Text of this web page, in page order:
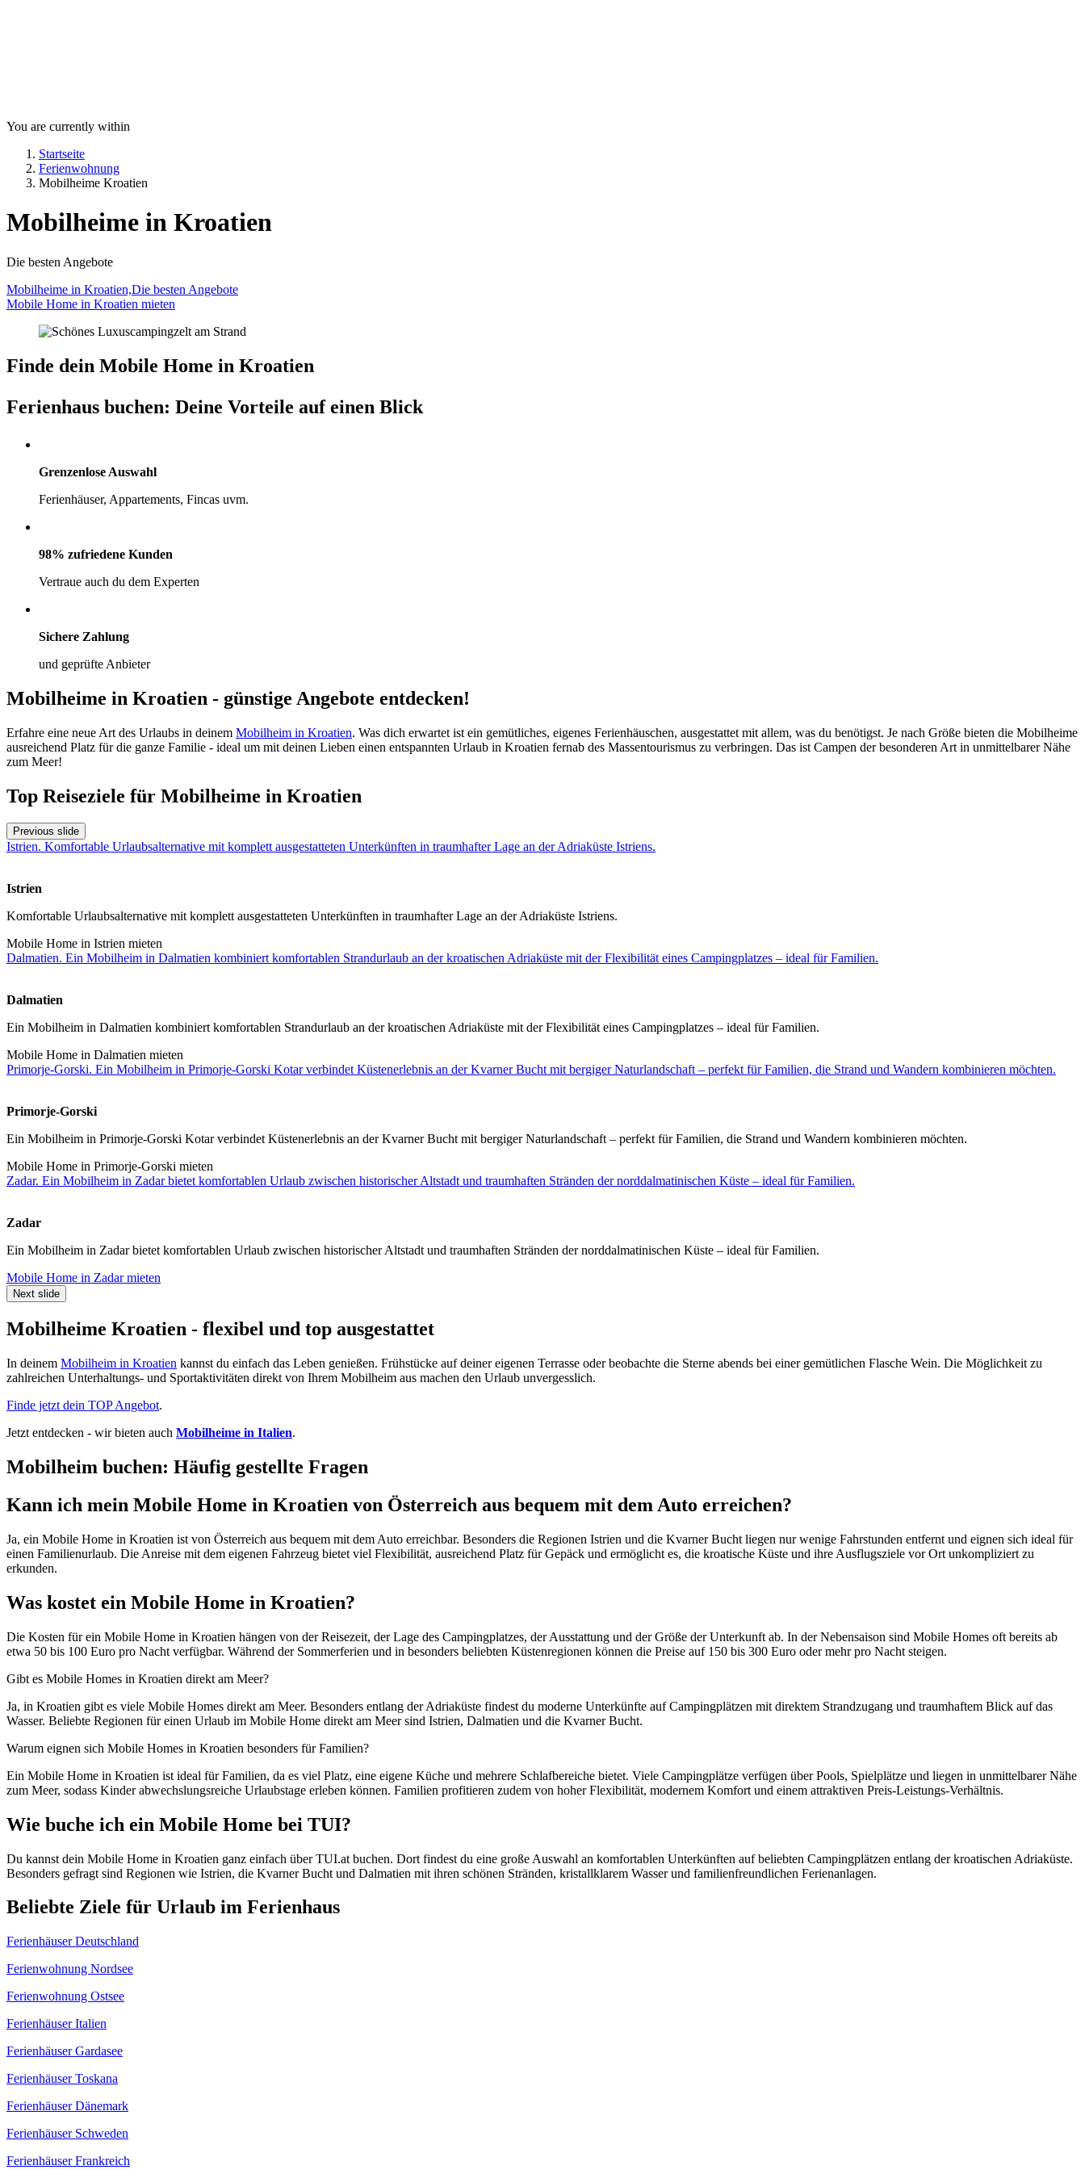
You are currently within
Startseite
Ferienwohnung
Mobilheime Kroatien
Mobilheime in Kroatien
Die besten Angebote
Mobilheime in Kroatien,Die besten Angebote
Mobile Home in Kroatien mieten
Finde dein Mobile Home in Kroatien
Ferienhaus buchen: Deine Vorteile auf einen Blick
Grenzenlose Auswahl
Ferienhäuser, Appartements, Fincas uvm.
98% zufriedene Kunden
Vertraue auch du dem Experten
Sichere Zahlung
und geprüfte Anbieter
Mobilheime in Kroatien - günstige Angebote entdecken!
Erfahre eine neue Art des Urlaubs in deinem Mobilheim in Kroatien. Was dich erwartet ist ein gemütliches, eigenes Ferienhäuschen, ausgestattet mit allem, was du benötigst. Je nach Größe bieten die Mobilheime
ausreichend Platz für die ganze Familie - ideal um mit deinen Lieben einen entspannten Urlaub in Kroatien fernab des Massentourismus zu verbringen. Das ist Campen der besonderen Art in unmittelbarer Nähe
zum Meer!
Top Reiseziele für Mobilheime in Kroatien
Previous slide
Istrien. Komfortable Urlaubsalternative mit komplett ausgestatteten Unterkünften in traumhafter Lage an der Adriaküste Istriens.
Istrien
Komfortable Urlaubsalternative mit komplett ausgestatteten Unterkünften in traumhafter Lage an der Adriaküste Istriens.
Mobile Home in Istrien mieten
Dalmatien. Ein Mobilheim in Dalmatien kombiniert komfortablen Strandurlaub an der kroatischen Adriaküste mit der Flexibilität eines Campingplatzes – ideal für Familien.
Dalmatien
Ein Mobilheim in Dalmatien kombiniert komfortablen Strandurlaub an der kroatischen Adriaküste mit der Flexibilität eines Campingplatzes – ideal für Familien.
Mobile Home in Dalmatien mieten
Primorje-Gorski. Ein Mobilheim in Primorje-Gorski Kotar verbindet Küstenerlebnis an der Kvarner Bucht mit bergiger Naturlandschaft – perfekt für Familien, die Strand und Wandern kombinieren möchten.
Primorje-Gorski
Ein Mobilheim in Primorje-Gorski Kotar verbindet Küstenerlebnis an der Kvarner Bucht mit bergiger Naturlandschaft – perfekt für Familien, die Strand und Wandern kombinieren möchten.
Mobile Home in Primorje-Gorski mieten
Zadar. Ein Mobilheim in Zadar bietet komfortablen Urlaub zwischen historischer Altstadt und traumhaften Stränden der norddalmatinischen Küste – ideal für Familien.
Zadar
Ein Mobilheim in Zadar bietet komfortablen Urlaub zwischen historischer Altstadt und traumhaften Stränden der norddalmatinischen Küste – ideal für Familien.
Mobile Home in Zadar mieten
Next slide
Mobilheime Kroatien - flexibel und top ausgestattet
In deinem Mobilheim in Kroatien kannst du einfach das Leben genießen. Frühstücke auf deiner eigenen Terrasse oder beobachte die Sterne abends bei einer gemütlichen Flasche Wein. Die Möglichkeit zu
zahlreichen Unterhaltungs- und Sportaktivitäten direkt von Ihrem Mobilheim aus machen den Urlaub unvergesslich.
Finde jetzt dein TOP Angebot.
Jetzt entdecken - wir bieten auch Mobilheime in Italien.
Mobilheim buchen: Häufig gestellte Fragen
Kann ich mein Mobile Home in Kroatien von Österreich aus bequem mit dem Auto erreichen?
Ja, ein Mobile Home in Kroatien ist von Österreich aus bequem mit dem Auto erreichbar. Besonders die Regionen Istrien und die Kvarner Bucht liegen nur wenige Fahrstunden entfernt und eignen sich ideal für
einen Familienurlaub. Die Anreise mit dem eigenen Fahrzeug bietet viel Flexibilität, ausreichend Platz für Gepäck und ermöglicht es, die kroatische Küste und ihre Ausflugsziele vor Ort unkompliziert zu
erkunden.
Was kostet ein Mobile Home in Kroatien?
Die Kosten für ein Mobile Home in Kroatien hängen von der Reisezeit, der Lage des Campingplatzes, der Ausstattung und der Größe der Unterkunft ab. In der Nebensaison sind Mobile Homes oft bereits ab
etwa 50 bis 100 Euro pro Nacht verfügbar. Während der Sommerferien und in besonders beliebten Küstenregionen können die Preise auf 150 bis 300 Euro oder mehr pro Nacht steigen.
Gibt es Mobile Homes in Kroatien direkt am Meer?
Ja, in Kroatien gibt es viele Mobile Homes direkt am Meer. Besonders entlang der Adriaküste findest du moderne Unterkünfte auf Campingplätzen mit direktem Strandzugang und traumhaftem Blick auf das
Wasser. Beliebte Regionen für einen Urlaub im Mobile Home direkt am Meer sind Istrien, Dalmatien und die Kvarner Bucht.
Warum eignen sich Mobile Homes in Kroatien besonders für Familien?
Ein Mobile Home in Kroatien ist ideal für Familien, da es viel Platz, eine eigene Küche und mehrere Schlafbereiche bietet. Viele Campingplätze verfügen über Pools, Spielplätze und liegen in unmittelbarer Nähe
zum Meer, sodass Kinder abwechslungsreiche Urlaubstage erleben können. Familien profitieren zudem von hoher Flexibilität, modernem Komfort und einem attraktiven Preis-Leistungs-Verhältnis.
Wie buche ich ein Mobile Home bei TUI?
Du kannst dein Mobile Home in Kroatien ganz einfach über TUI.at buchen. Dort findest du eine große Auswahl an komfortablen Unterkünften auf beliebten Campingplätzen entlang der kroatischen Adriaküste.
Besonders gefragt sind Regionen wie Istrien, die Kvarner Bucht und Dalmatien mit ihren schönen Stränden, kristallklarem Wasser und familienfreundlichen Ferienanlagen.
Beliebte Ziele für Urlaub im Ferienhaus
Ferienhäuser Deutschland
Ferienwohnung Nordsee
Ferienwohnung Ostsee
Ferienhäuser Italien
Ferienhäuser Gardasee
Ferienhäuser Toskana
Ferienhäuser Dänemark
Ferienhäuser Schweden
Ferienhäuser Frankreich